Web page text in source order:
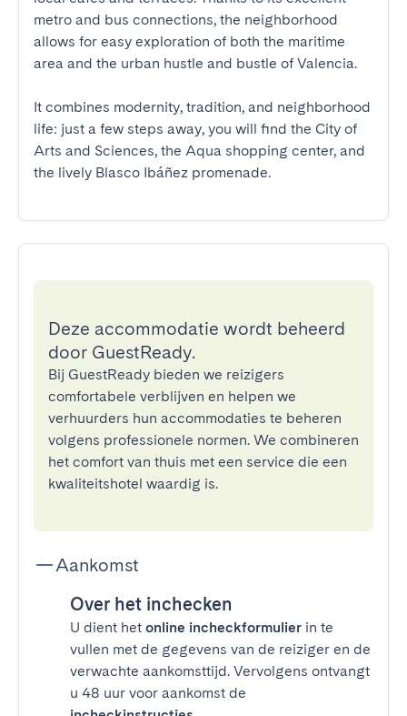
metro and bus connections, the neighborhood
allows for easy exploration of both the maritime
area and the urban hustle and bustle of Valencia.
It combines modernity, tradition, and neighborhood
life: just a few steps away, you will find the City of
Arts and Sciences, the Aqua shopping center, and
the lively Blasco Ibáñez promenade.
Deze accommodatie wordt beheerd
door GuestReady.
Bij GuestReady bieden we reizigers
comfortabele verblijven en helpen we
verhuurders hun accommodaties te beheren
volgens professionele normen. We combineren
het comfort van thuis met een service die een
kwaliteitshotel waardig is.
Aankomst
Over het inchecken
U dient het online incheckformulier in te
vullen met de gegevens van de reiziger en de
verwachte aankomsttijd. Vervolgens ontvangt
u 48 uur voor aankomst de